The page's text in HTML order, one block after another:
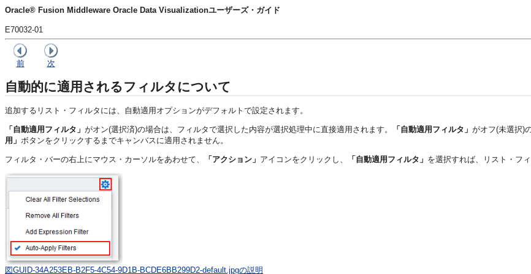
Oracle® Fusion Middleware Oracle Data Visualizationユーザーズ・ガイド
E70032-01
前 次
自動的に適用されるフィルタについて
追加するリスト・フィルタには、自動適用オプションがデフォルトで設定されます。
「自動適用フィルタ」 がオン(選択済)の場合は、フィルタで選択した内容が選択処理中に直接適用されます。 「自動適用フィルタ」 がオフ(未選択)
用」 ボタンをクリックするまでキャンバスに適用されません。
フィルタ・バーの右上にマウス・カーソルをあわせて、 「アクション」 アイコンをクリックし、 「自動適用フィルタ」 を選択すれば、リスト・フ
図GUID-34A253EB-B2F5-4C54-9D1B-BCDE6BB299D2-default.jpgの説明